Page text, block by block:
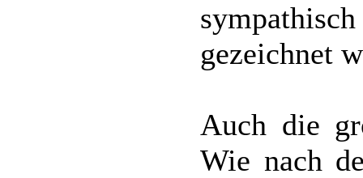
gezeichnet
Auch die
Wie nach